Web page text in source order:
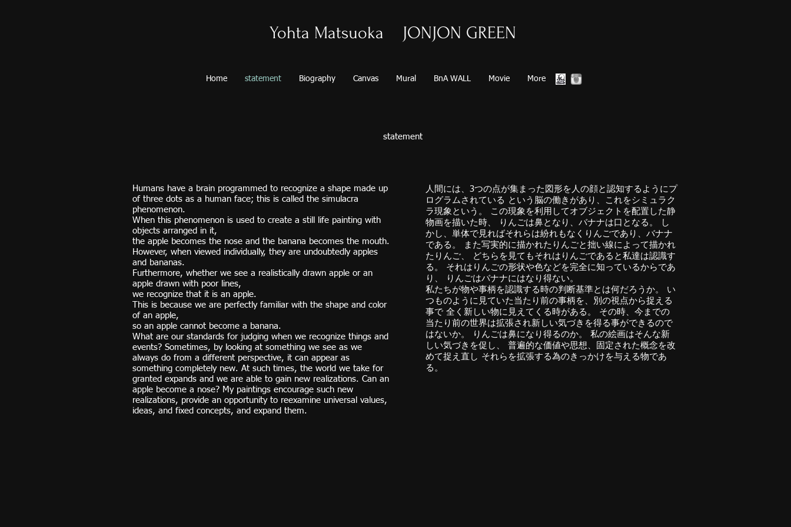
Yohta Matsuoka JONJON GREEN
Home statement Biography Canvas Mural BnA WALL Movie More
statement
Humans have a brain programmed to recognize a shape made up
of three dots as a human face; this is called the simulacra
phenomenon.
When this phenomenon is used to create a still life painting with
objects arranged in it,
the apple becomes the nose and the banana becomes the mouth.
However, when viewed individually, they are undoubtedly apples
and bananas.
Furthermore, whether we see a realistically drawn apple or an
apple drawn with poor lines,
we recognize that it is an apple.
This is because we are perfectly familiar with the shape and color
of an apple,
so an apple cannot become a banana.
What are our standards for judging when we recognize things and
events? Sometimes, by looking at something we see as we
always do from a different perspective, it can appear as
something completely new. At such times, the world we take for
granted expands and we are able to gain new realizations. Can an
apple become a nose? My paintings encourage such new
realizations, provide an opportunity to reexamine universal values,
ideas, and fixed concepts, and expand them.
人間には、3つの点が集まった図形を人の顔と認知するようにプ
ログラムされている という脳の働きがあり、これをシミュラク
ラ現象という。 この現象を利用してオブジェクトを配置した静
物画を描いた時、 りんごは鼻となり、バナナは口となる。 し
かし、単体で見ればそれらは紛れもなくりんごであり、バナナ
である。 また写実的に描かれたりんごと拙い線によって描かれ
たりんご、 どちらを見てもそれはりんごであると私達は認識す
る。 それはりんごの形状や色などを完全に知っているからであ
り、 りんごはバナナにはなり得ない。
私たちが物や事柄を認識する時の判断基準とは何だろうか。 い
つものように見ていた当たり前の事柄を、別の視点から捉える
事で 全く新しい物に見えてくる時がある。 その時、今までの
当たり前の世界は拡張され新しい気づきを得る事ができるので
はないか。 りんごは鼻になり得るのか。 私の絵画はそんな新
しい気づきを促し、 普遍的な価値や思想、固定された概念を改
めて捉え直し それらを拡張する為のきっかけを与える物であ
る。